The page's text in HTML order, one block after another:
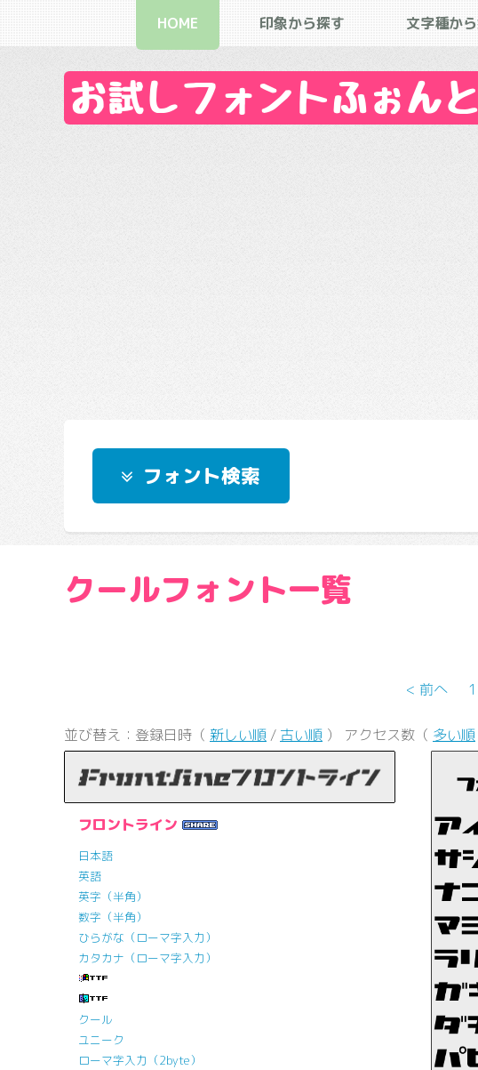
お試しフォントふぉんと
フォント検索
クールフォント一覧
< 前へ
1
並び替え：登録日時（ 新しい順 / 古い順 ） アクセス数（ 多い順
フロントライン
日本語
英語
英字（半角）
数字（半角）
ひらがな（ローマ字入力）
カタカナ（ローマ字入力）
クール
ユニーク
ローマ字入力（2byte）
HOME 印象から探す 文字種か